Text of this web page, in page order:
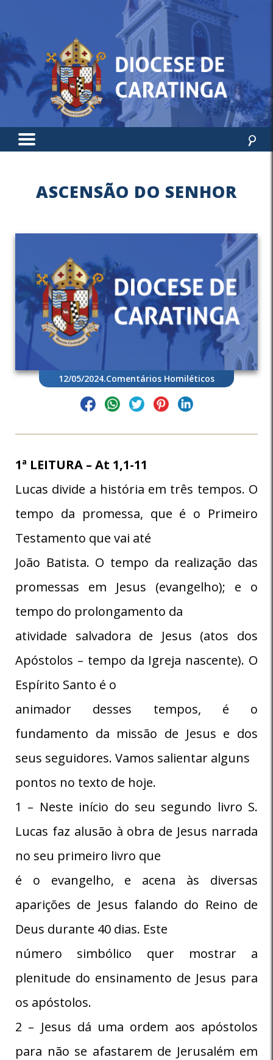
ASCENSÃO DO SENHOR
12/05/2024.Comentários Homiléticos
1ª LEITURA – At 1,1-11
Lucas divide a história em três tempos. O
tempo da promessa, que é o Primeiro
Testamento que vai até
João Batista. O tempo da realização das
promessas em Jesus (evangelho); e o
tempo do prolongamento da
atividade salvadora de Jesus (atos dos
Apóstolos – tempo da Igreja nascente). O
Espírito Santo é o
animador desses tempos, é o
fundamento da missão de Jesus e dos
seus seguidores. Vamos salientar alguns
pontos no texto de hoje.
1 – Neste início do seu segundo livro S.
Lucas faz alusão à obra de Jesus narrada
no seu primeiro livro que
é o evangelho, e acena às diversas
aparições de Jesus falando do Reino de
Deus durante 40 dias. Este
número simbólico quer mostrar a
plenitude do ensinamento de Jesus para
os apóstolos.
2 – Jesus dá uma ordem aos apóstolos
para não se afastarem de Jerusalém em